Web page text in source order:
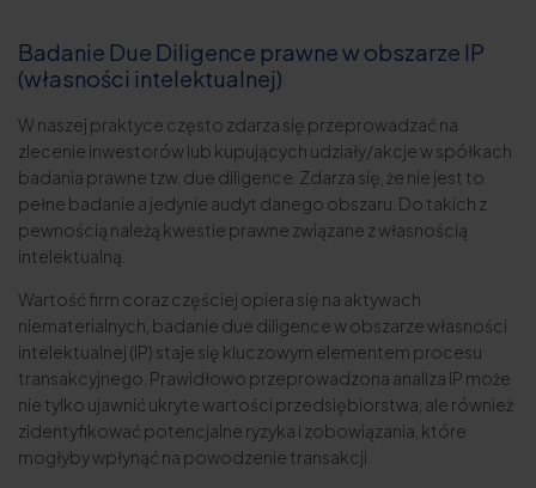
Badanie Due Diligence prawne w obszarze IP
(własności intelektualnej)
W naszej praktyce często zdarza się przeprowadzać na
zlecenie inwestorów lub kupujących udziały/akcje w spółkach
badania prawne tzw. due diligence. Zdarza się, że nie jest to
pełne badanie a jedynie audyt danego obszaru. Do takich z
pewnością należą kwestie prawne związane z własnością
intelektualną.
Wartość firm coraz częściej opiera się na aktywach
niematerialnych, badanie due diligence w obszarze własności
intelektualnej (IP) staje się kluczowym elementem procesu
transakcyjnego. Prawidłowo przeprowadzona analiza IP może
nie tylko ujawnić ukryte wartości przedsiębiorstwa, ale również
zidentyfikować potencjalne ryzyka i zobowiązania, które
mogłyby wpłynąć na powodzenie transakcji.